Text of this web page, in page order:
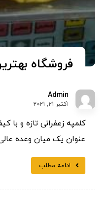
فروشگاه
Admin
اکتبر ۲۱, ۲۰۲۱
کلمپه زعفرانی تازه و
عنوان یک میان وعده
ادامه مطلب